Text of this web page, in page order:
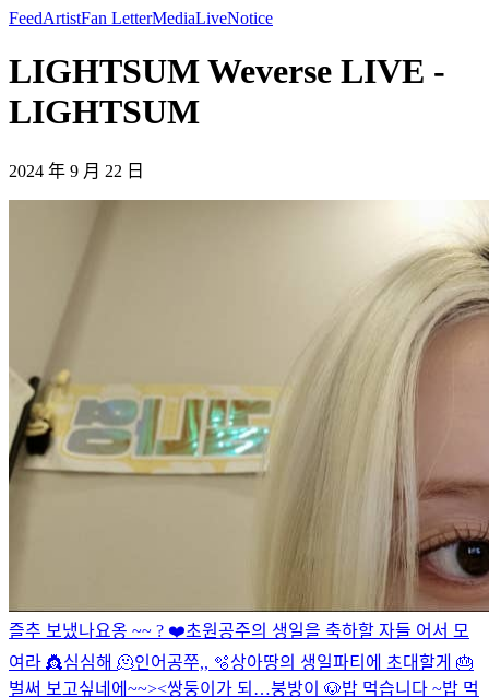
FeedArtistFan LetterMediaLiveNotice
LIGHTSUM Weverse LIVE -
LIGHTSUM
2024 年 9 月 22 日
즐추 보냈나요옹 ~~ ? ❤️초원공주의 생일을 축하할 자들 어서 모
여라 👸심심해 🫠인어공쭈,, 🫧상아땅의 생일파티에 초대할게 🎂
벌써 보고싶네에~~><쌍둥이가 되…붕방이 🐶밥 먹습니다 ~밥 먹